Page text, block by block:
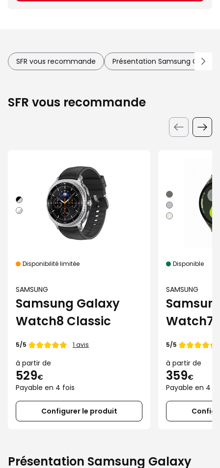
SFR vous recommande Présentation Samsung Galaxy
SFR vous recommande
Disponibilité limitée
SAMSUNG
Samsung Galaxy
Watch8 Classic
Note de
5/5 1 avis
à partir de
529€
Payable en 4 fois
Configurer le produit
Disponible
SAMSUNG
Watch7
Note de
5/5
à partir de
359€
Payable en 4
Présentation Samsung Galaxy